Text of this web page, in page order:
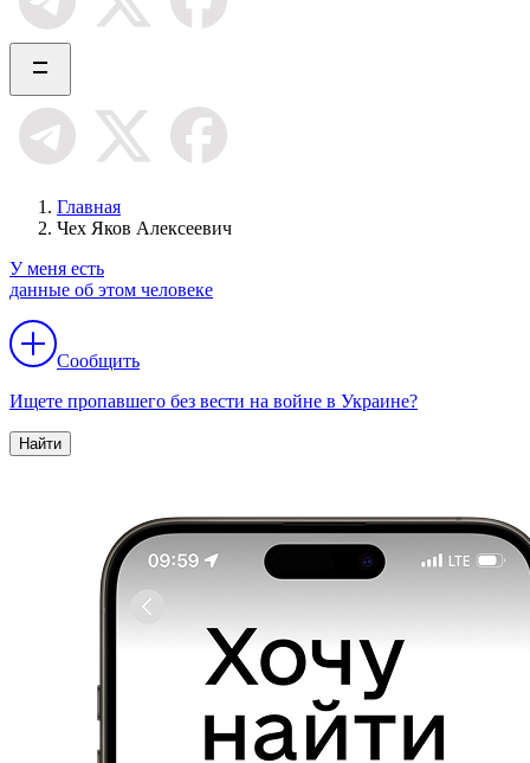
Главная
Чех Яков Алексеевич
У меня есть
данные об этом человеке
Сообщить
Ищете пропавшего без вести на войне в Украине?
Найти